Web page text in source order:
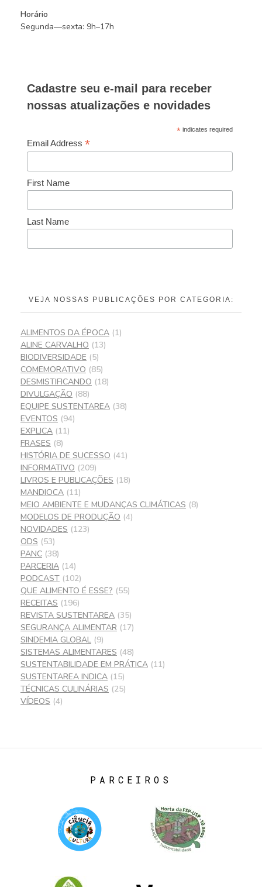
Horário
Segunda—sexta: 9h–17h
Cadastre seu e-mail para receber
nossas atualizações e novidades
* indicates required
Email Address*
First Name
Last Name
VEJA NOSSAS PUBLICAÇÕES POR CATEGORIA:
ALIMENTOS DA ÉPOCA (1)
ALINE CARVALHO (13)
BIODIVERSIDADE (5)
COMEMORATIVO (85)
DESMISTIFICANDO (18)
DIVULGAÇÃO (88)
EQUIPE SUSTENTAREA (38)
EVENTOS (94)
EXPLICA (11)
FRASES (8)
HISTÓRIA DE SUCESSO (41)
INFORMATIVO (209)
LIVROS E PUBLICAÇÕES (18)
MANDIOCA (11)
MEIO AMBIENTE E MUDANÇAS CLIMÁTICAS (8)
MODELOS DE PRODUÇÃO (4)
NOVIDADES (123)
ODS (53)
PANC (38)
PARCERIA (14)
PODCAST (102)
QUE ALIMENTO É ESSE? (55)
RECEITAS (196)
REVISTA SUSTENTAREA (35)
SEGURANÇA ALIMENTAR (17)
SINDEMIA GLOBAL (9)
SISTEMAS ALIMENTARES (48)
SUSTENTABILIDADE EM PRÁTICA (11)
SUSTENTAREA INDICA (15)
TÉCNICAS CULINÁRIAS (25)
VÍDEOS (4)
PARCEIROS